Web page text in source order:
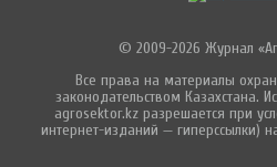
© 2009-2026 Журнал
Все права на материалы
законодательством Казахстана.
agrosektor.kz разрешается при
интернет-изданий — гиперссылки)